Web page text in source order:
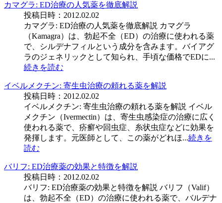
カマグラ: ED治療の人気薬を徹底解説
投稿日時：2012.02.02
カマグラ: ED治療の人気薬を徹底解説 カマグラ
（Kamagra）は、勃起不全（ED）の治療に使われる薬
で、シルデナフィルという成分を含みます。バイアグ
ラのジェネリックとして知られ、手頃な価格でEDに...
続きを読む
イベルメクチン: 寄生虫治療の頼れる薬を解説
投稿日時：2012.02.02
イベルメクチン: 寄生虫治療の頼れる薬を解説 イベル
メクチン（Ivermectin）は、寄生虫感染症の治療に広く
使われる薬で、疥癬や回虫症、糸状虫症などに効果を
発揮します。元医師として、この薬がどれほ...続きを
読む
バリフ: ED治療薬の効果と特徴を解説
投稿日時：2012.02.02
バリフ: ED治療薬の効果と特徴を解説 バリフ（Valif）
は、勃起不全（ED）の治療に使われる薬で、バルデナ